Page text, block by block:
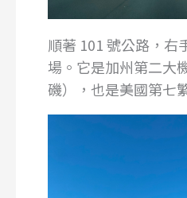
順著 101 號公路，右
場。它是加州第二大
磯），也是美國第七